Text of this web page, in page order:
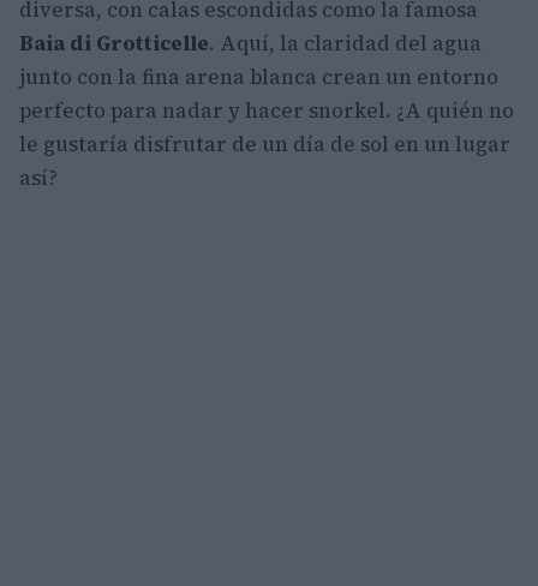
diversa, con calas escondidas como la famosa
Baia di Grotticelle. Aquí, la claridad del agua
junto con la fina arena blanca crean un entorno
perfecto para nadar y hacer snorkel. ¿A quién no
le gustaría disfrutar de un día de sol en un lugar
así?